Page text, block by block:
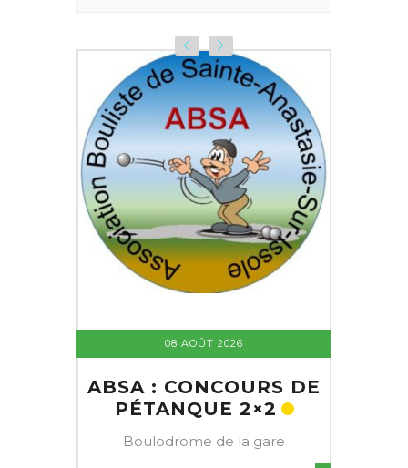
08 AOÛT 2026
ABSA : CONCOURS DE
PÉTANQUE 2×2
Boulodrome de la gare